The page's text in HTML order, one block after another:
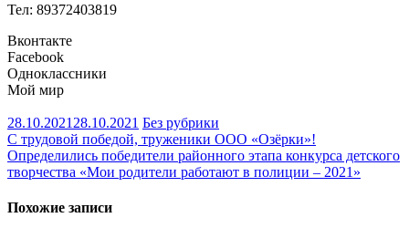
Тел: 89372403819
Вконтакте
Facebook
Одноклассники
Мой мир
28.10.2021 28.10.2021 Без рубрики
Навигация
по
С трудовой победой, труженики ООО «Озёрки»!
Определились победители районного этапа конкурса детского
творчества «Мои родители работают в полиции – 2021»
Похожие записи